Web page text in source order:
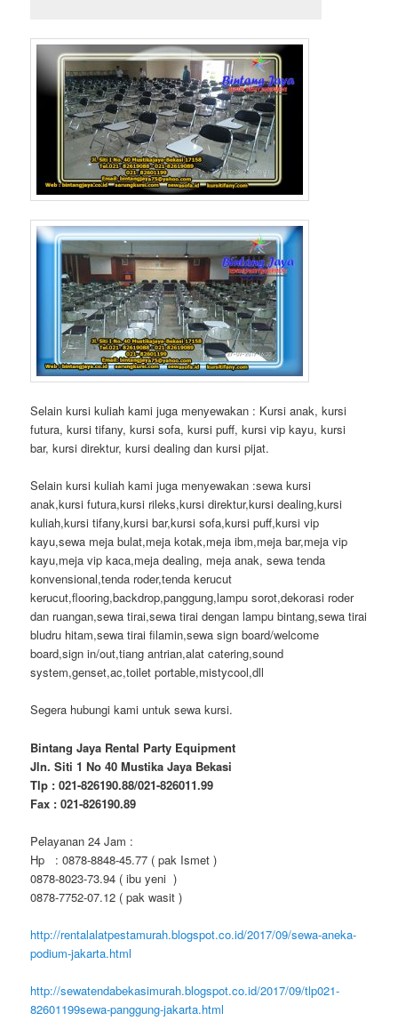
Selain kursi kuliah kami juga menyewakan : Kursi anak, kursi
futura, kursi tifany, kursi sofa, kursi puff, kursi vip kayu, kursi
bar, kursi direktur, kursi dealing dan kursi pijat.
Selain kursi kuliah kami juga menyewakan :sewa kursi
anak,kursi futura,kursi rileks,kursi direktur,kursi dealing,kursi
kuliah,kursi tifany,kursi bar,kursi sofa,kursi puff,kursi vip
kayu,sewa meja bulat,meja kotak,meja ibm,meja bar,meja vip
kayu,meja vip kaca,meja dealing, meja anak, sewa tenda
konvensional,tenda roder,tenda kerucut
kerucut,flooring,backdrop,panggung,lampu sorot,dekorasi roder
dan ruangan,sewa tirai,sewa tirai dengan lampu bintang,sewa tirai
bludru hitam,sewa tirai filamin,sewa sign board/welcome
board,sign in/out,tiang antrian,alat catering,sound
system,genset,ac,toilet portable,mistycool,dll
Segera hubungi kami untuk sewa kursi.
Bintang Jaya Rental Party Equipment
Jln. Siti 1 No 40 Mustika Jaya Bekasi
Tlp : 021-826190.88/021-826011.99
Fax : 021-826190.89
Pelayanan 24 Jam :
Hp : 0878-8848-45.77 ( pak Ismet )
0878-8023-73.94 ( ibu yeni )
0878-7752-07.12 ( pak wasit )
http://rentalalatpestamurah.blogspot.co.id/2017/09/sewa-aneka-
podium-jakarta.html
http://sewatendabekasimurah.blogspot.co.id/2017/09/tlp021-
82601199sewa-panggung-jakarta.html